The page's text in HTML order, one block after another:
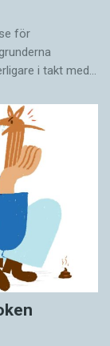
för
i takt med…